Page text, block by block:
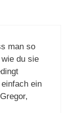
man so
du sie
ein